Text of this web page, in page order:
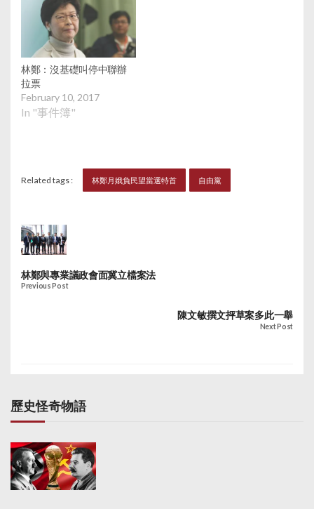
林鄭：沒基礎叫停中聯辦
拉票
February 10, 2017
In "事件簿"
Related tags : 林鄭月娥負民望當選特首 自由黨
林鄭與專業議政會面冀立檔案法
Previous Post
陳文敏撰文抨草案多此一舉
Next Post
歷史怪奇物語